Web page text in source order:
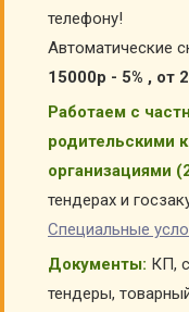
телефону!
Автоматические
15000р - 5% , от
Работаем с
родительскими
организациями
тендерах и
Специальные
Документы: КП,
тендеры,